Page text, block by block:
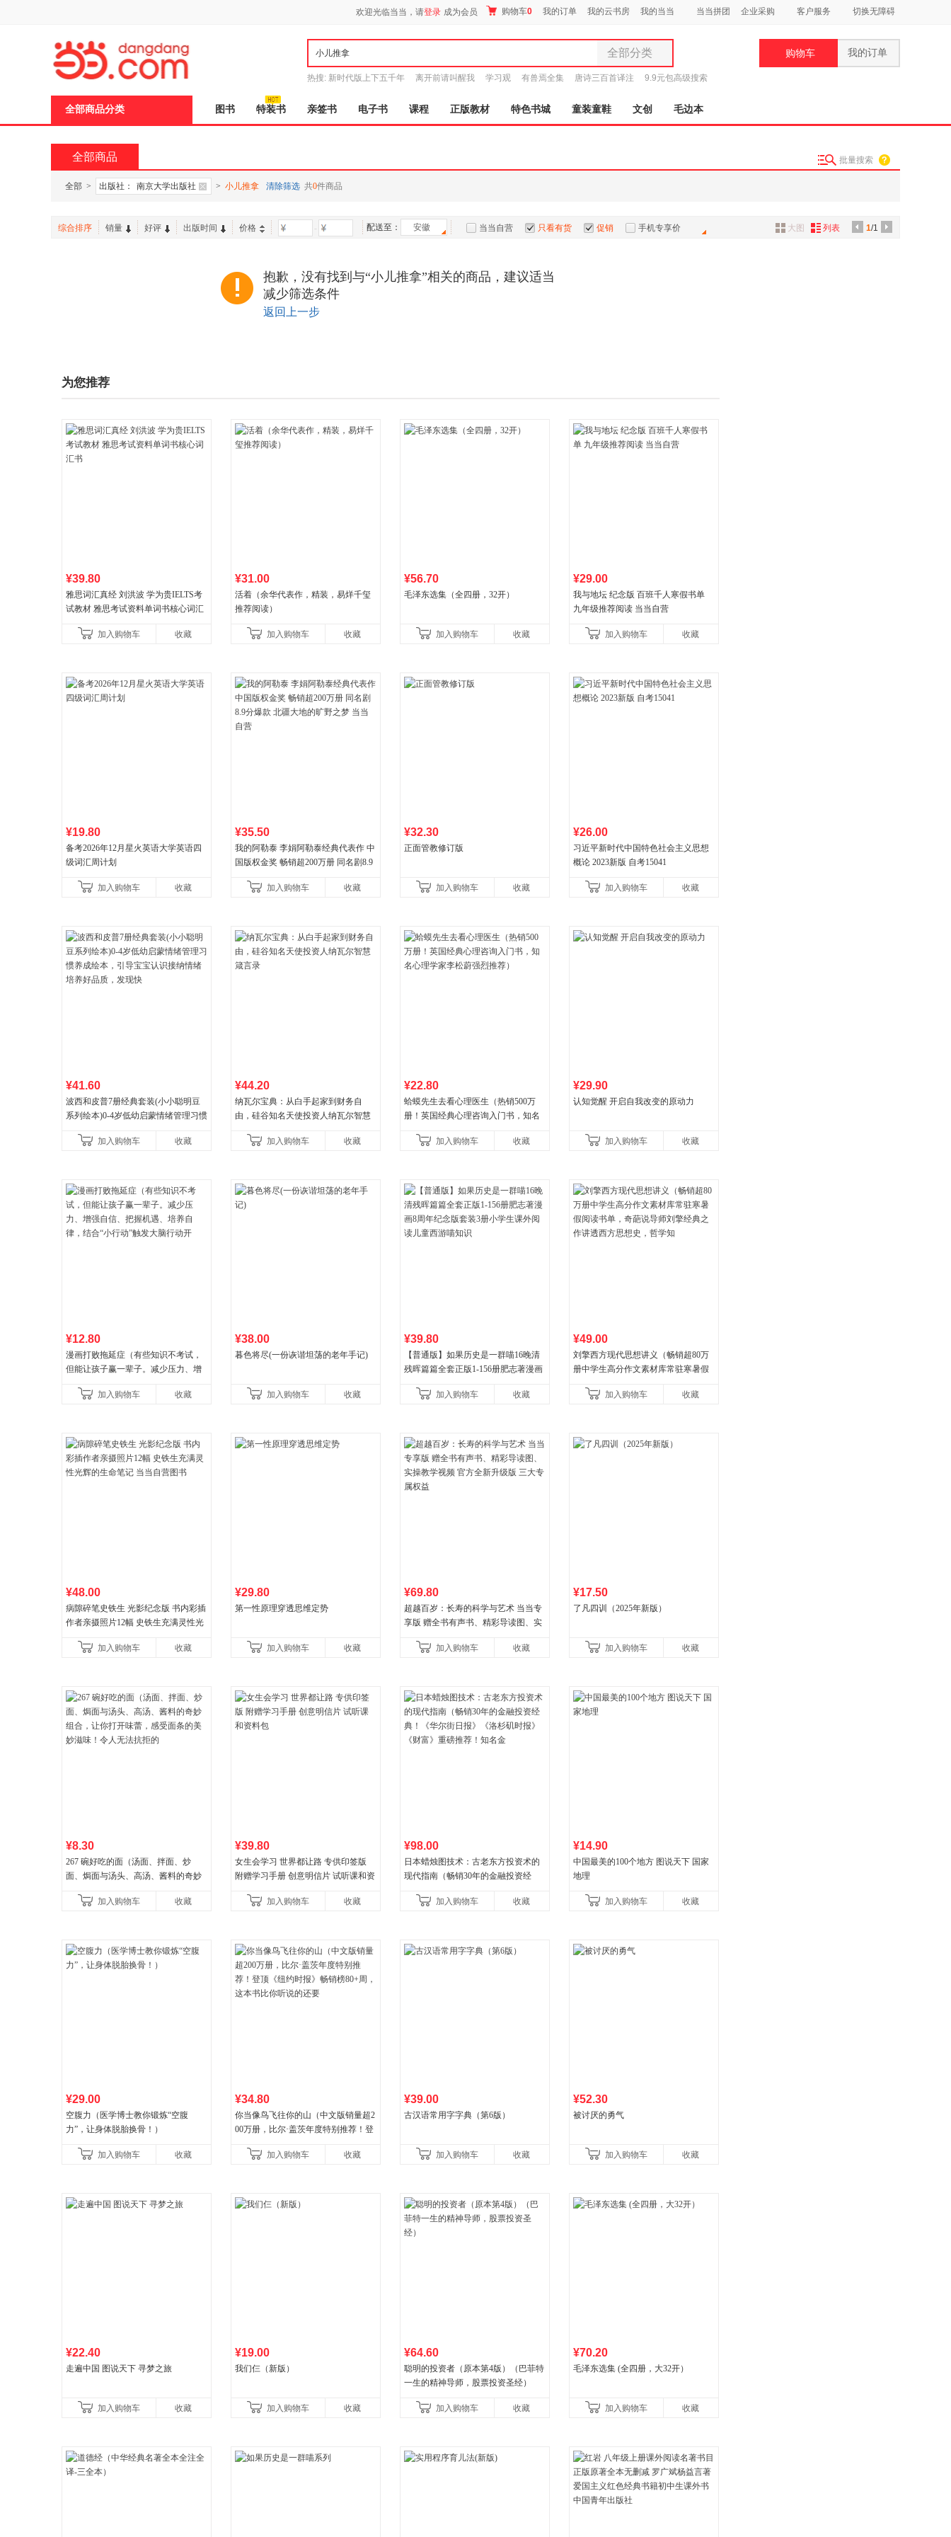
欢迎光临当当，请登录 成为会员 购物车0 我的订单 我的云书房 我的当当 当当拼团 企业采购 客户服务 切换无障碍
全部分类
全部分类
图书
电子书
孕婴服饰
数码影音
电脑办公
热搜: 新时代版上下五千年 离开前请叫醒我 学习观 有兽焉全集 唐诗三百首译注
9.9元包高级搜索
购物车 我的订单
全部商品分类 图书 特装书 亲签书 电子书 课程 正版教材 特色书城 童装童鞋 文创 毛边本
全部商品 批量搜索
全部 > 出版社： 南京大学出版社 > 小儿推拿 清除筛选 共0件商品
综合排序 销量 好评 出版时间 价格 - 配送至： 安徽 当当自营 只看有货 促销 手机专享价 1/1
大图 列表
抱歉，没有找到与“小儿推拿”相关的商品，建议适当
减少筛选条件
返回上一步
为您推荐
¥39.80
雅思词汇真经 刘洪波 学为贵IELTS考
试教材 雅思考试资料单词书核心词汇
加入购物车
收藏
¥31.00
活着（余华代表作，精装，易烊千玺
推荐阅读）
加入购物车 收藏
¥56.70
毛泽东选集（全四册，32开）
加入购物车 收藏
¥29.00
我与地坛 纪念版 百班千人寒假书单
九年级推荐阅读 当当自营
加入购物车 收藏
¥19.80
备考2026年12月星火英语大学英语四
级词汇周计划
加入购物车 收藏
¥35.50
我的阿勒泰 李娟阿勒泰经典代表作 中
国版权金奖 畅销超200万册 同名剧8.9
加入购物车
收藏
¥32.30
正面管教修订版
加入购物车 收藏
¥26.00
习近平新时代中国特色社会主义思想
概论 2023新版 自考15041
加入购物车 收藏
¥41.60
波西和皮普7册经典套装(小小聪明豆
系列绘本)0-4岁低幼启蒙情绪管理习惯
养好品质，发现快
加入购物车 收藏
¥44.20
纳瓦尔宝典：从白手起家到财务自
由，硅谷知名天使投资人纳瓦尔智慧
加入购物车
收藏
¥22.80
蛤蟆先生去看心理医生（热销500万
册！英国经典心理咨询入门书，知名
加入购物车
收藏
¥29.90
认知觉醒 开启自我改变的原动力
加入购物车 收藏
¥12.80
漫画打败拖延症（有些知识不考试，
但能让孩子赢一辈子。减少压力、增
合“小行动”触发大脑行动开
加入购物车 收藏
¥38.00
暮色将尽(一份诙谐坦荡的老年手记)
加入购物车 收藏
¥39.80
【普通版】如果历史是一群喵16晚清
残晖篇篇全套正版1-156册肥志著漫画
儿童西游喵知识
加入购物车 收藏
¥49.00
刘擎西方现代思想讲义（畅销超80万
册中学生高分作文素材库常驻寒暑假
讲透西方思想史，哲学知
加入购物车 收藏
¥48.00
病隙碎笔史铁生 光影纪念版 书内彩插
作者亲摄照片12幅 史铁生充满灵性光
加入购物车
收藏
¥29.80
第一性原理穿透思维定势
加入购物车 收藏
¥69.80
超越百岁：长寿的科学与艺术 当当专
享版 赠全书有声书、精彩导读图、实
权益
加入购物车 收藏
¥17.50
了凡四训（2025年新版）
加入购物车 收藏
¥8.30
267 碗好吃的面（汤面、拌面、炒
面、焗面与汤头、高汤、酱料的奇妙
妙滋味！令人无法抗拒的
加入购物车 收藏
¥39.80
女生会学习 世界都让路 专供印签版
附赠学习手册 创意明信片 试听课和资
加入购物车
收藏
¥98.00
日本蜡烛图技术：古老东方投资术的
现代指南（畅销30年的金融投资经
《财富》重磅推荐！知名金
加入购物车 收藏
¥14.90
中国最美的100个地方 图说天下 国家
地理
加入购物车 收藏
¥29.00
空腹力（医学博士教你锻炼“空腹
力”，让身体脱胎换骨！）
加入购物车 收藏
¥34.80
你当像鸟飞往你的山（中文版销量超2
00万册，比尔·盖茨年度特别推荐！登
比你听说的还要
加入购物车 收藏
¥39.00
古汉语常用字字典（第6版）
加入购物车 收藏
¥52.30
被讨厌的勇气
加入购物车 收藏
¥22.40
走遍中国 图说天下 寻梦之旅
加入购物车 收藏
¥19.00
我们仨（新版）
加入购物车 收藏
¥64.60
聪明的投资者（原本第4版）（巴菲特
一生的精神导师，股票投资圣经）
加入购物车 收藏
¥70.20
毛泽东选集 (全四册，大32开）
加入购物车 收藏
页